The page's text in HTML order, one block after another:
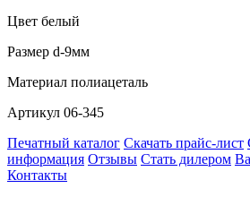
Цвет белый
Размер d-9мм
Материал полиацеталь
Артикул 06-345
Печатный каталог Скачать прайс-лист
информация Отзывы Стать дилером
Контакты